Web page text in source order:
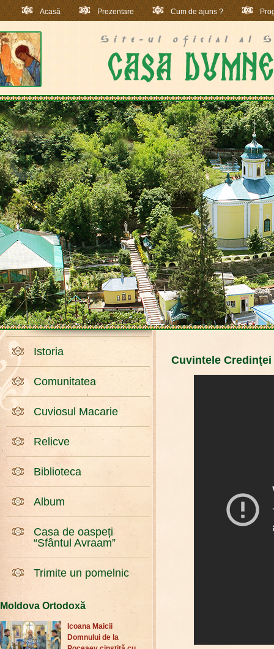
Acasă Prezentare Cum de ajuns ?
Istoria
Comunitatea
Cuviosul Macarie
Relicve
Biblioteca
Album
Casa de oaspeți
“Sfântul Avraam”
Trimite un pomelnic
Moldova Ortodoxă
Icoana Maicii
Domnului de la
Cuvintele